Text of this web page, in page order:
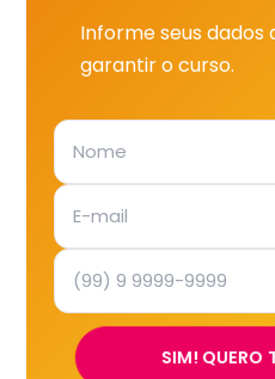
Informe seus dados
garantir o curso.
SIM! QUERO